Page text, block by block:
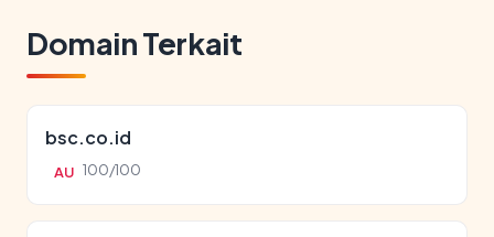
Domain Terkait
bsc.co.id
AU 100/100